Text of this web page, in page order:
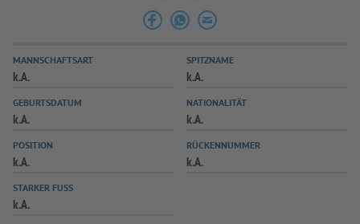
SPIELPLUS
MANNSCHAFTSART
k.A.
SPITZNAME
k.A.
GEBURTSDATUM
k.A.
NATIONALITÄT
k.A.
POSITION
k.A.
RÜCKENNUMMER
k.A.
STARKER FUSS
k.A.